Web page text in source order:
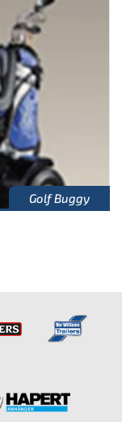
Golf Buggy